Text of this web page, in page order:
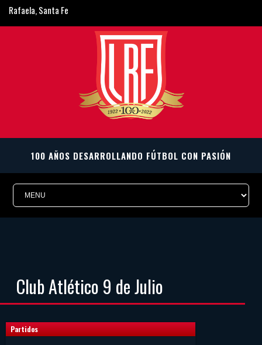
Rafaela, Santa Fe
ligarafaelina@gmail.com
Club Atlético 9 de Julio
Partidos